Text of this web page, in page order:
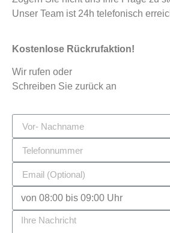
Unser Team ist 24h telefonisch
Kostenlose Rückrufaktion!
Wir rufen oder
Schreiben Sie zurück an